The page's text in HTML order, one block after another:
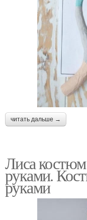
читать дальше →
Лиса
руками.
руками